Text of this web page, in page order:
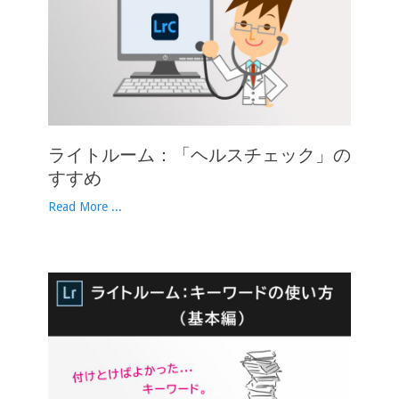
ライトルーム：「ヘルスチェック」の
すすめ
Read More ...